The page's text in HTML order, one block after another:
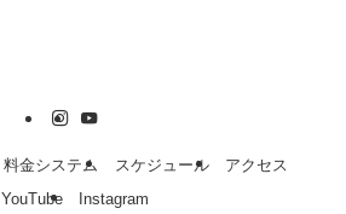
料金システム スケジュール
アクセス
YouTube
Instagram